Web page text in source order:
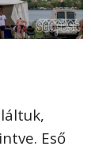
Eső